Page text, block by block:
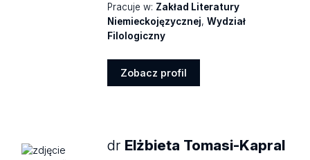
Pracuje w: Zakład Literatury
Niemieckojęzycznej,Wydział
Filologiczny
Zobacz profil
dr Elżbieta Tomasi-Kapral